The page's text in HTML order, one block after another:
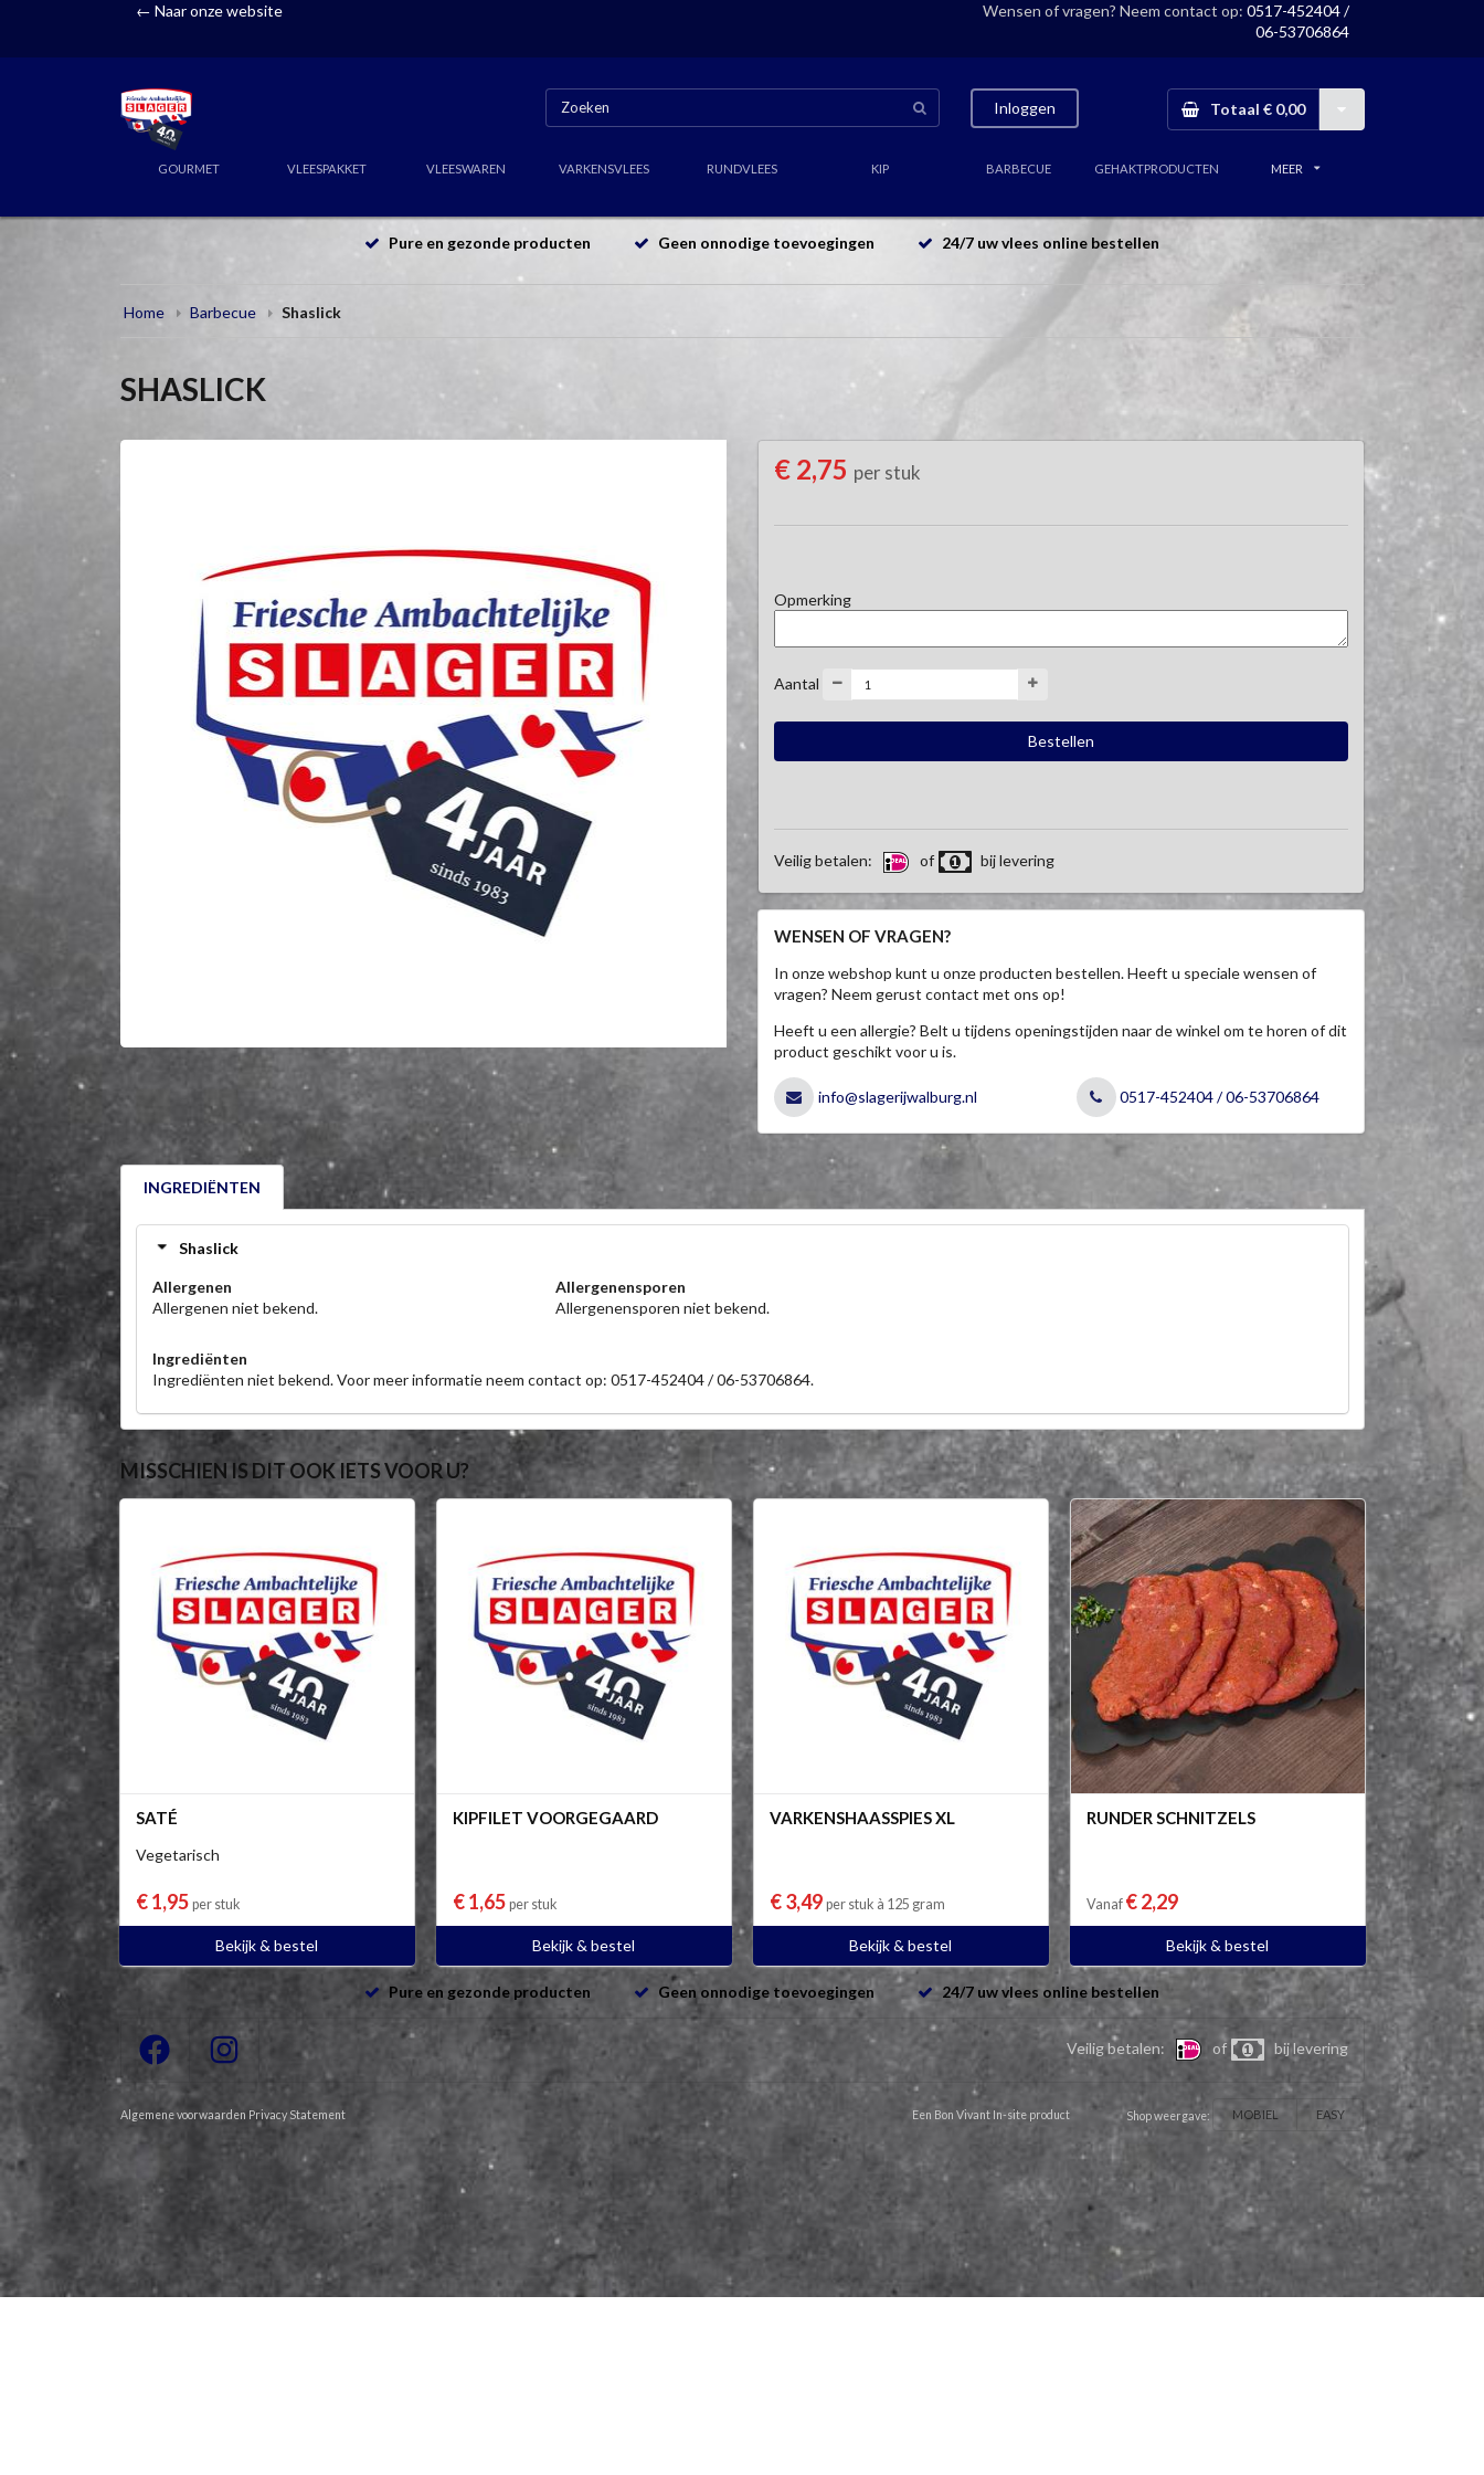
← Naar onze website Wensen of vragen? Neem contact op: 0517-452404 /
06-53706864
Inloggen Totaal € 0,00
GOURMET VLEESPAKKET VLEESWAREN VARKENSVLEES RUNDVLEES KIP BARBECUE GEHAKTPRODUCTEN MEER
Pure en gezonde producten Geen onnodige toevoegingen 24/7 uw vlees online bestellen
Home Barbecue Shaslick
SHASLICK
€ 2,75 per stuk
Opmerking
Aantal
Veilig betalen: of bij levering
WENSEN OF VRAGEN?
In onze webshop kunt u onze producten bestellen. Heeft u speciale wensen of
vragen? Neem gerust contact met ons op!
Heeft u een allergie? Belt u tijdens openingstijden naar de winkel om te horen of dit
product geschikt voor u is.
info@slagerijwalburg.nl 0517-452404 / 06-53706864
INGREDIËNTEN
Shaslick
Allergenen
Allergenen niet bekend.
Allergenensporen
Allergenensporen niet bekend.
Ingrediënten
Ingrediënten niet bekend. Voor meer informatie neem contact op: 0517-452404 / 06-53706864.
MISSCHIEN IS DIT OOK IETS VOOR U?
SATÉ
Vegetarisch
€ 1,95 per stuk
Bekijk & bestel
KIPFILET VOORGEGAARD
€ 1,65 per stuk
Bekijk & bestel
VARKENSHAASSPIES XL
€ 3,49 per stuk à 125 gram
Bekijk & bestel
RUNDER SCHNITZELS
Vanaf € 2,29
Bekijk & bestel
Pure en gezonde producten Geen onnodige toevoegingen 24/7 uw vlees online bestellen
Veilig betalen: of bij levering
Algemene voorwaarden Privacy Statement Een Bon Vivant In-site product Shop weergave: MOBIEL EASY